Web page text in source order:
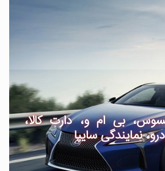
بی ام و، دارت کالا،
نمایندگی سایپا